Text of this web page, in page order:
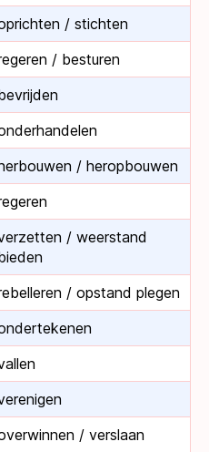
/ stichten
/ besturen
/ heropbouwen
/ weerstand
/ opstand plegen
/ verslaan